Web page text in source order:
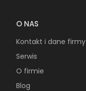
O NAS
Kontakt i dane firmy
Serwis
O firmie
Blog